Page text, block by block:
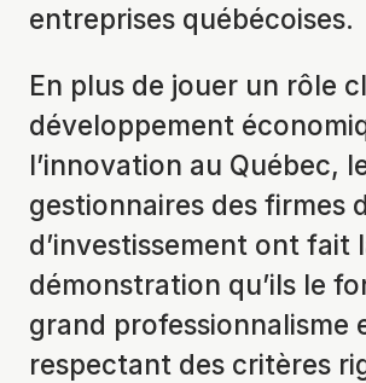
entreprises québécoises.
En plus de jouer un rôle
développement
l’innovation au Québec,
gestionnaires des firmes
d’investissement ont fait
démonstration qu’ils le
grand professionnalisme
respectant des critères